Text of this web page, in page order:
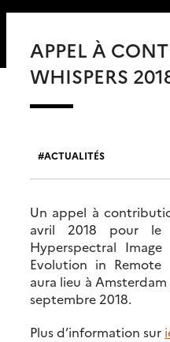
APPEL À
WHISPERS
ACTUALITÉS
Un appel à
avril 2018 pour
Hyperspectral
Evolution in Remote
aura lieu à Amsterdam
septembre 2018.
Plus d’information sur